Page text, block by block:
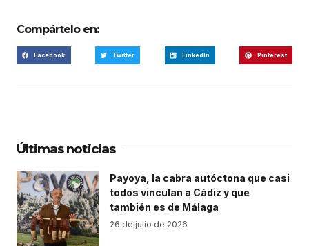
Compártelo en:
Facebook Twitter LinkedIn Pinterest
Últimas noticias
Payoya, la cabra autóctona que casi
todos vinculan a Cádiz y que
también es de Málaga
26 de julio de 2026